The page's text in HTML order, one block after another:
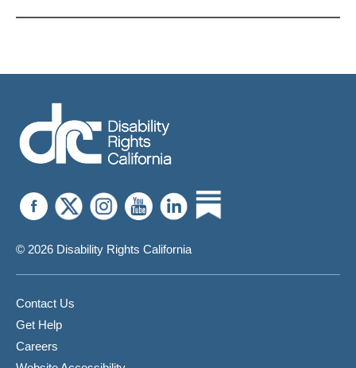
© 2026 Disability Rights California
Contact Us
Get Help
Careers